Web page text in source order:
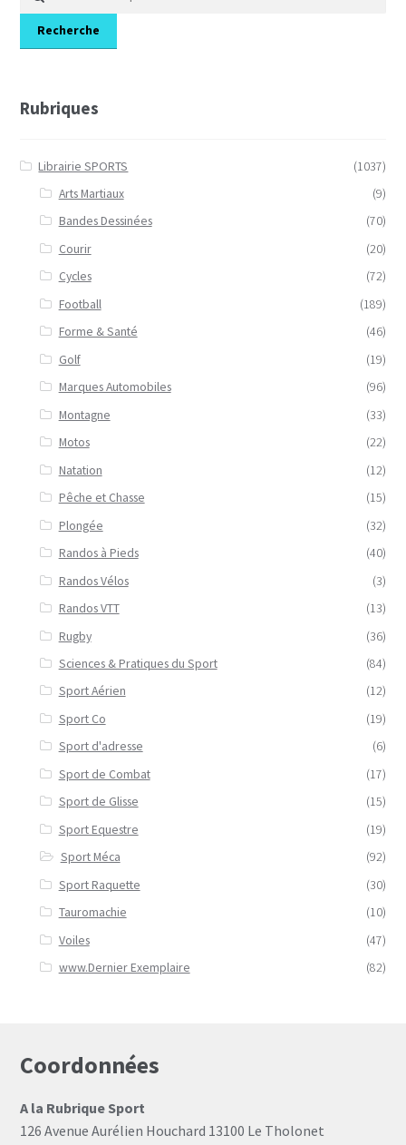
pour :
Recherche
Rubriques
Librairie SPORTS
(1037)
Arts Martiaux
(9)
Bandes Dessinées
(70)
Courir
(20)
Cycles
(72)
Football
(189)
Forme & Santé
(46)
Golf
(19)
Marques Automobiles
(96)
Montagne
(33)
Motos
(22)
Natation
(12)
Pêche et Chasse
(15)
Plongée
(32)
Randos à Pieds
(40)
Randos Vélos
(3)
Randos VTT
(13)
Rugby
(36)
Sciences & Pratiques du Sport
(84)
Sport Aérien
(12)
Sport Co
(19)
Sport d'adresse
(6)
Sport de Combat
(17)
Sport de Glisse
(15)
Sport Equestre
(19)
Sport Méca
(92)
Sport Raquette
(30)
Tauromachie
(10)
Voiles
(47)
www.Dernier Exemplaire
(82)
Coordonnées
A la Rubrique Sport
126 Avenue Aurélien Houchard 13100 Le Tholonet